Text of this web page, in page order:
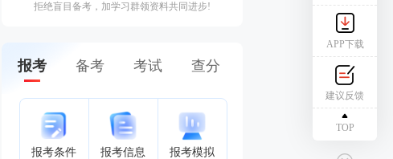
拒绝盲目备考，加学习群领资料共同进步!
报考 备考 考试 查分
报考条件 报考信息 报考模拟
APP下载
建议反馈
TOP